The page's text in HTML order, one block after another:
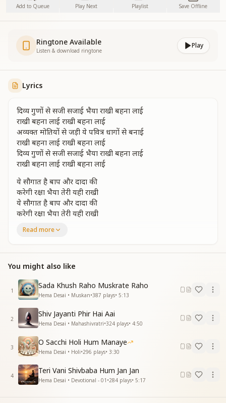
Add to Queue Play Next Playlist Save Offline
Ringtone Available
Listen & download ringtone
Play
Lyrics
दिव्य गुणों से सजी सजाई भैया राखी बहना लाई
राखी बहना लाई राखी बहना लाई
अव्यक्त मोतियों से जड़ी ये पवित्र धागों से बनाई
राखी बहना लाई राखी बहना लाई
दिव्य गुणों से सजी सजाई भैया राखी बहना लाई
राखी बहना लाई राखी बहना लाई
ये सौगात है बाप और दादा की
करेगी रक्षा भैया तेरी यही राखी
ये सौगात है बाप और दादा की
करेगी रक्षा भैया तेरी यही राखी
राखी बहना लाई राखी बहना लाई
राखी बहना लाई राखी बहना लाई
ये राखी सर्व गुण संपन्न बनाए
सुक्ष्म आकारी फरिश्ता यही बनाए
जो बांध ले ये राखी करता है वो अनोखी कमाई
राखी बहना लाई राखी बहना लाई
दिव्य गुणों से सजी सजाई भैया राखी बहना लाई
राखी बहना लाई राखी बहना लाई
इस राखी की चमक अलौकिक रूहानी
जो बांधे वो आत्मा बन जाए महादानी
इस राखी की चमक अलौकिक रूहानी
जो बांधे वो आत्मा बन जाए महादानी
शक्ति के सागर की शक्ति भैया इस राखी में समाई
राखी बहना लाई राखी बहना लाई
Read more
You might also like
1
Sada Khush Raho Muskrate Raho
Hema Desai • Muskan•387 plays• 5:13
2
Shiv Jayanti Phir Hai Aai
Hema Desai • Mahashivratri•324 plays• 4:50
3
O Sacchi Holi Hum Manaye
Hema Desai • Holi•296 plays• 3:30
4
Teri Vani Shivbaba Hum Jan Jan
Hema Desai • Devotional - 01 •284 plays• 5:17